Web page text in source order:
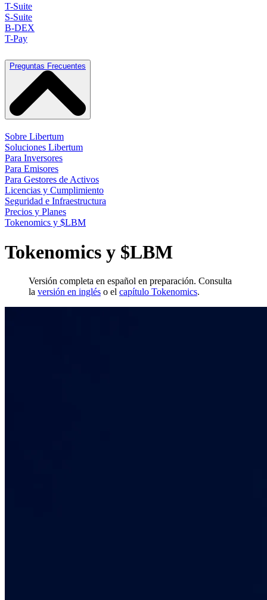
T-Suite
S-Suite
B-DEX
T-Pay
Preguntas Frecuentes
Sobre Libertum
Soluciones Libertum
Para Inversores
Para Emisores
Para Gestores de Activos
Licencias y Cumplimiento
Seguridad e Infraestructura
Precios y Planes
Tokenomics y $LBM
Tokenomics y $LBM
Versión completa en español en preparación. Consulta
la versión en inglés o el capítulo Tokenomics.